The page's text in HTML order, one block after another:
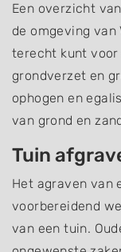
Een overzicht
de omgeving van
terecht kunt
grondverzet en
ophogen en
van grond en
Tuin
Het agraven van
voorbereidend
van een tuin.